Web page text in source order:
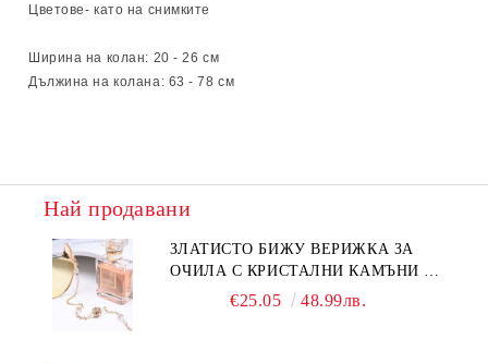
Цветове- като на снимките
Ширина на колан: 20 - 26 см
Дължина на колана: 63 - 78 см
Най продавани
ЗЛАТИСТО БИЖУ ВЕРИЖКА ЗА
ОЧИЛА С КРИСТАЛНИ КАМЪНИ И
€25.05 48.99лв.